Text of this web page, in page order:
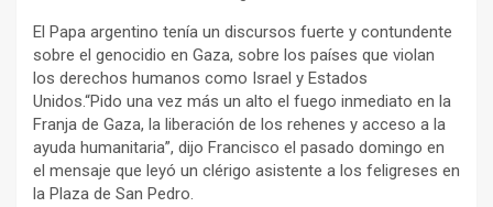
El Papa argentino tenía un discursos fuerte y contundente
sobre el genocidio en Gaza, sobre los países que violan
los derechos humanos como Israel y Estados
Unidos.“Pido una vez más un alto el fuego inmediato en la
Franja de Gaza, la liberación de los rehenes y acceso a la
ayuda humanitaria”, dijo Francisco el pasado domingo en
el mensaje que leyó un clérigo asistente a los feligreses en
la Plaza de San Pedro.